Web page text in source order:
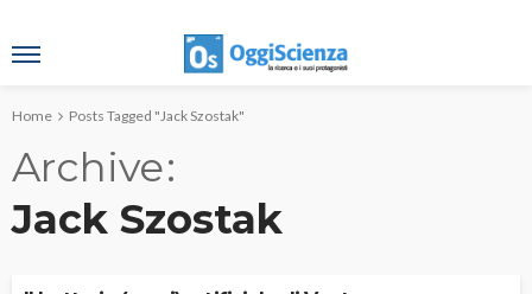
Home Posts Tagged "Jack Szostak"
Archive
Jack Szostak